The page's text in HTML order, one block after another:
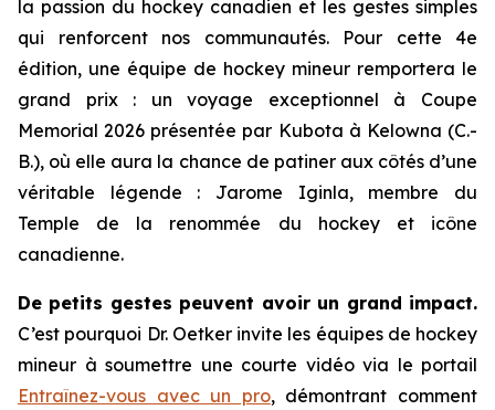
la passion du hockey canadien et les gestes simples
qui renforcent nos communautés. Pour cette 4e
édition, une équipe de hockey mineur remportera le
grand prix : un voyage exceptionnel à Coupe
Memorial 2026 présentée par Kubota à Kelowna (C.-
B.), où elle aura la chance de patiner aux côtés d’une
véritable légende : Jarome Iginla, membre du
Temple de la renommée du hockey et icône
canadienne.
De petits gestes peuvent avoir un grand impact.
C’est pourquoi Dr. Oetker invite les équipes de hockey
mineur à soumettre une courte vidéo via le portail
Entraînez-vous avec un pro, démontrant comment